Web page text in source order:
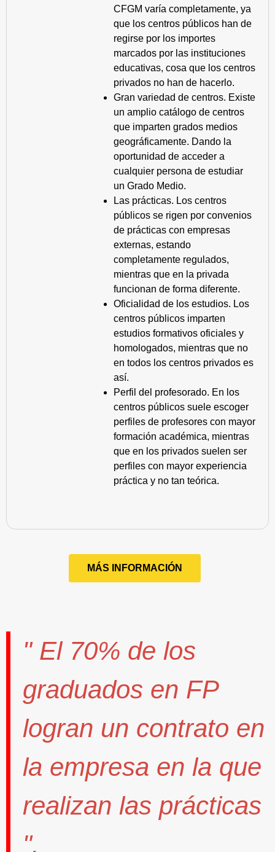
CFGM varía completamente, ya
que los centros públicos han de
regirse por los importes
marcados por las instituciones
educativas, cosa que los centros
privados no han de hacerlo.
Gran variedad de centros. Existe
un amplio catálogo de centros
que imparten grados medios
geográficamente. Dando la
oportunidad de acceder a
cualquier persona de estudiar
un Grado Medio.
Las prácticas. Los centros
públicos se rigen por convenios
de prácticas con empresas
externas, estando
completamente regulados,
mientras que en la privada
funcionan de forma diferente.
Oficialidad de los estudios. Los
centros públicos imparten
estudios formativos oficiales y
homologados, mientras que no
en todos los centros privados es
así.
Perfil del profesorado. En los
centros públicos suele escoger
perfiles de profesores con mayor
formación académica, mientras
que en los privados suelen ser
perfiles con mayor experiencia
práctica y no tan teórica.
MÁS INFORMACIÓN
" El 70% de los
graduados en FP
logran un contrato en
la empresa en la que
realizan las prácticas
".